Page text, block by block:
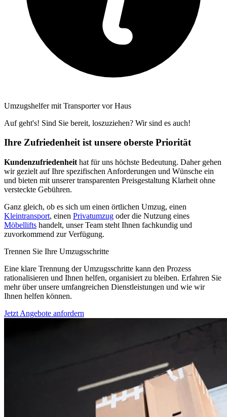
Umzugshelfer mit Transporter vor Haus
Auf geht's! Sind Sie bereit, loszuziehen? Wir sind es auch!
Ihre Zufriedenheit ist unsere oberste Priorität
Kundenzufriedenheit hat für uns höchste Bedeutung. Daher gehen
wir gezielt auf Ihre spezifischen Anforderungen und Wünsche ein
und bieten mit unserer transparenten Preisgestaltung Klarheit ohne
versteckte Gebühren.
Ganz gleich, ob es sich um einen örtlichen Umzug, einen
Kleintransport, einen Privatumzug oder die Nutzung eines
Möbellifts handelt, unser Team steht Ihnen fachkundig und
zuvorkommend zur Verfügung.
Trennen Sie Ihre Umzugsschritte
Eine klare Trennung der Umzugsschritte kann den Prozess
rationalisieren und Ihnen helfen, organisiert zu bleiben. Erfahren Sie
mehr über unsere umfangreichen Dienstleistungen und wie wir
Ihnen helfen können.
Jetzt Angebote anfordern